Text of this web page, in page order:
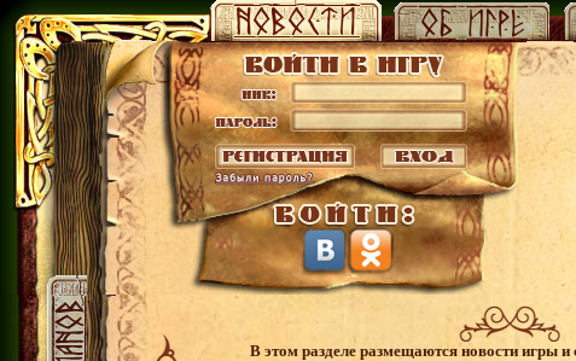
В этом разделе размещаются новости игры